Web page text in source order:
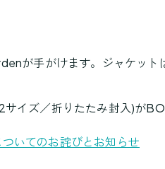
が手がけます。ジャケッ
イズ／折りたたみ封入)が
いてのお詫びとお知らせ